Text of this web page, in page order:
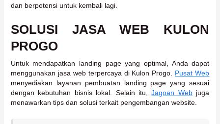
dan berpotensi untuk kembali lagi.
SOLUSI JASA WEB KULON
PROGO
Untuk mendapatkan landing page yang optimal, Anda dapat
menggunakan jasa web terpercaya di Kulon Progo. Pusat Web
menyediakan layanan pembuatan landing page yang sesuai
dengan kebutuhan bisnis lokal. Selain itu,Jagoan Webjuga
menawarkan tips dan solusi terkait pengembangan website.